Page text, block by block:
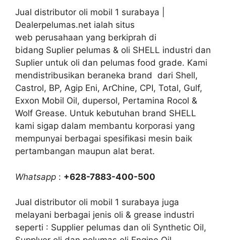
Jual distributor oli mobil 1 surabaya |
Dealerpelumas.net ialah situs
web perusahaan yang berkiprah di
bidang Suplier pelumas & oli SHELL industri dan
Suplier untuk oli dan pelumas food grade. Kami
mendistribusikan beraneka brand dari Shell,
Castrol, BP, Agip Eni, ArChine, CPI, Total, Gulf,
Exxon Mobil Oil, dupersol, Pertamina Rocol &
Wolf Grease. Untuk kebutuhan brand SHELL
kami sigap dalam membantu korporasi yang
mempunyai berbagai spesifikasi mesin baik
pertambangan maupun alat berat.
Whatsapp : +628-7883-400-500
Jual distributor oli mobil 1 surabaya juga
melayani berbagai jenis oli & grease industri
seperti : Supplier pelumas dan oli Synthetic Oil,